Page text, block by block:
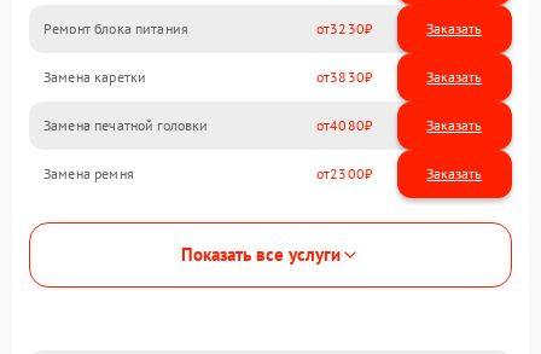
Ремонт блока питания 3230
Замена каретки 3830
Замена печатной головки 4080
Замена ремня 2300
Показать все услуги